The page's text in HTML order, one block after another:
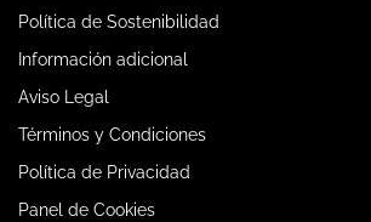
Política de Sostenibilidad
Información adicional
Aviso Legal
Términos y Condiciones
Política de Privacidad
Panel de Cookies